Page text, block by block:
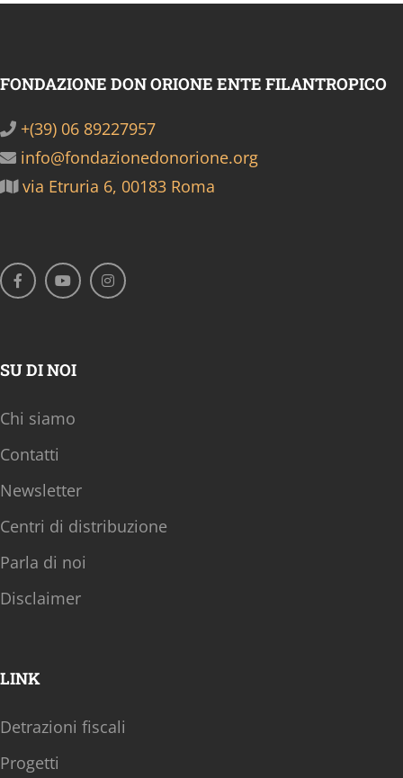
FONDAZIONE DON ORIONE ENTE FILANTROPICO
+(39) 06 89227957
info@fondazionedonorione.org
via Etruria 6, 00183 Roma
SU DI NOI
Chi siamo
Contatti
Newsletter
Centri di distribuzione
Parla di noi
Disclaimer
LINK
Detrazioni fiscali
Progetti